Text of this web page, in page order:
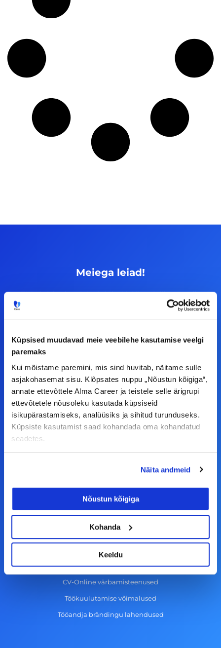
Küpsised muudavad meie veebilehe kasutamise veelgi
paremaks
Kui mõistame paremini, mis sind huvitab, näitame sulle
asjakohasemat sisu. Klõpsates nuppu „Nõustun kõigiga“,
annate ettevõttele Alma Career ja teistele selle ärigrupi
ettevõtetele nõusoleku kasutada küpsiseid
isikupärastamiseks, analüüsiks ja sihitud turunduseks.
Küpsiste kasutamist saad kohandada oma kohandatud
seadetes.
Näita andmeid
Nõustun kõigiga
Kohanda
Keeldu
Meiega leiad!
Tööelublogi.ee lehelt leiad kõik vajaliku, et olla
kursis tööturu uudistega. Kui sul on
ettepanekuid erinevate teemade osas või soovid
F
a
c
e
b
-
f
I
n
s
t
a
m
L
i
n
k
e
Y
o
u
t
u
© Alma Career Estonia OÜ
Tööotsijale
Aktiveeri tööpakkumiste teavitus
Tööandjale
Lisa töökuulutus CV.ee lehele
CV-Online värbamisteenused
Töökuulutamise võimalused
Tööandja brändingu lahendused